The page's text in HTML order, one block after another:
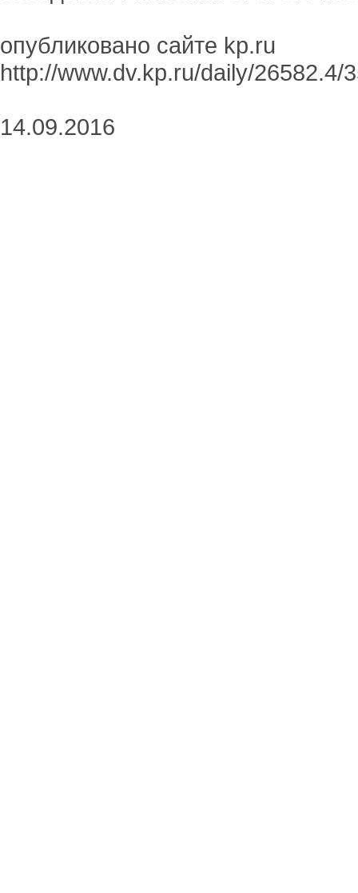
опубликовано сайте kp.ru
http://www.dv.kp.ru/daily/26582.4/
14.09.2016